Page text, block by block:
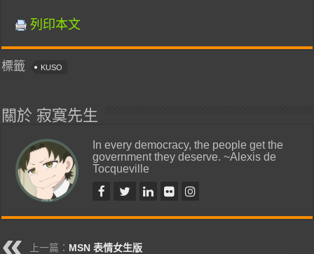
列印本文
標籤 KUSO
關於 寂寞先生
In every democracy, the people get the
government they deserve. ~Alexis de
Tocqueville
上一篇： MSN 表情女生版